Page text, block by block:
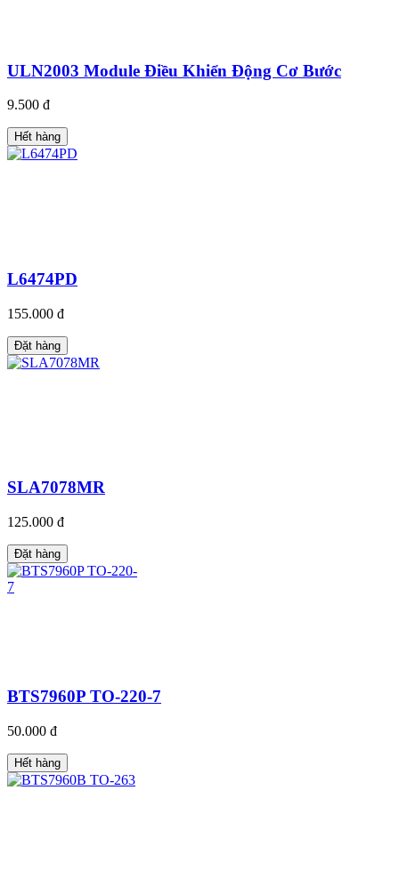
ULN2003 Module Điều Khiển Động Cơ Bước
9.500 đ
Hết hàng
L6474PD
155.000 đ
Đặt hàng
SLA7078MR
125.000 đ
Đặt hàng
BTS7960P TO-220-7
50.000 đ
Hết hàng